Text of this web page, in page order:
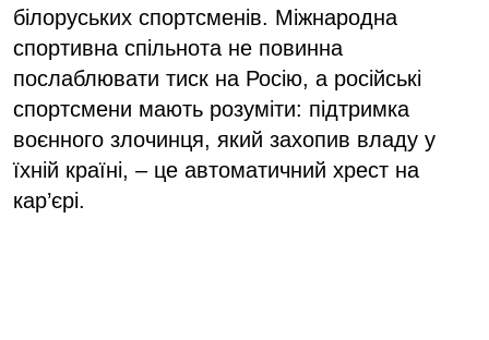
білоруських спортсменів. Міжнародна
спортивна спільнота не повинна
послаблювати тиск на Росію, а російські
спортсмени мають розуміти: підтримка
воєнного злочинця, який захопив владу у
їхній країні, – це автоматичний хрест на
кар’єрі.